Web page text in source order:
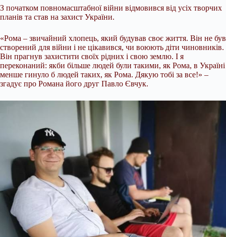
З початком повномасштабної війни відмовився від усіх творчих
планів та став на захист України.
«Рома – звичайний хлопець, який будував своє життя. Він не був
створений для війни і не цікавився, чи воюють діти чиновників.
Він прагнув захистити своїх рідних і свою землю. І я
переконаний: якби більше людей були такими, як Рома, в Україні
менше гинуло б людей таких, як Рома. Дякую тобі за все!» –
згадує про Романа його друг Павло Євчук.